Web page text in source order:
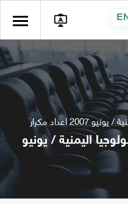
اعداد مكرار
اليمنية / يونيو